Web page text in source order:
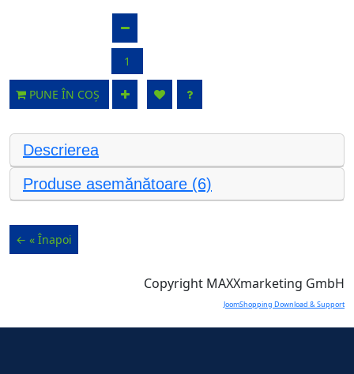
PUNE ÎN COȘ
Descrierea
Produse asemănătoare (6)
Copyright MAXXmarketing GmbH
JoomShopping Download & Support